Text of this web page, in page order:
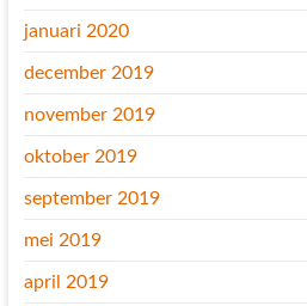
januari 2020
december 2019
november 2019
oktober 2019
september 2019
mei 2019
april 2019